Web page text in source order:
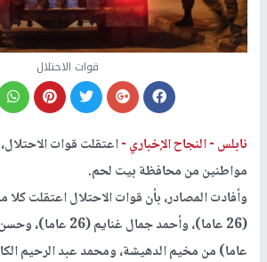
قوات الاحتلال
نابلس -النجاح الإخباري -اعتقلت قوات
مواطنين من محافظة بيت لحم.
وأفادت المصادر، بأن قوات الاحتلال اعتقلت